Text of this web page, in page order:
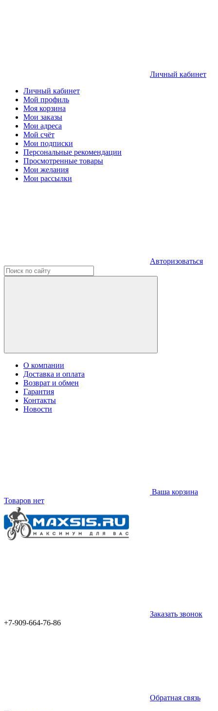
Личный кабинет
Личный кабинет
Мой профиль
Моя корзина
Мои заказы
Мои адреса
Мой счёт
Мои подписки
Персональные рекомендации
Просмотренные товары
Мои желания
Мои рассылки
Авторизоваться
О компании
Доставка и оплата
Возврат и обмен
Гарантия
Контакты
Новости
Ваша корзина
Товаров нет
Заказать звонок
+7-909-664-76-86
Обратная связь